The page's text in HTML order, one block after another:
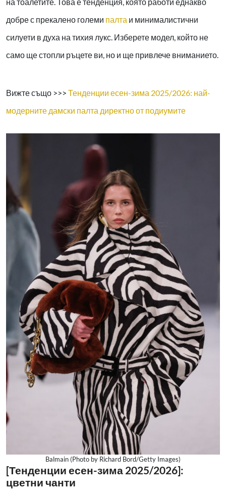
добре с прекалено големи палта и минималистични
силуети в духа на тихия лукс. Изберете модел, който не
само ще стопли ръцете ви, но и ще привлече вниманието.
Вижте също >>> Тенденции есен-зима 2025/2026: най-
модерните дамски палта директно от подиумите
Balmain (Photo by Richard Bord/Getty Images)
[Тенденции есен-зима 2025/2026]:
цветни чанти